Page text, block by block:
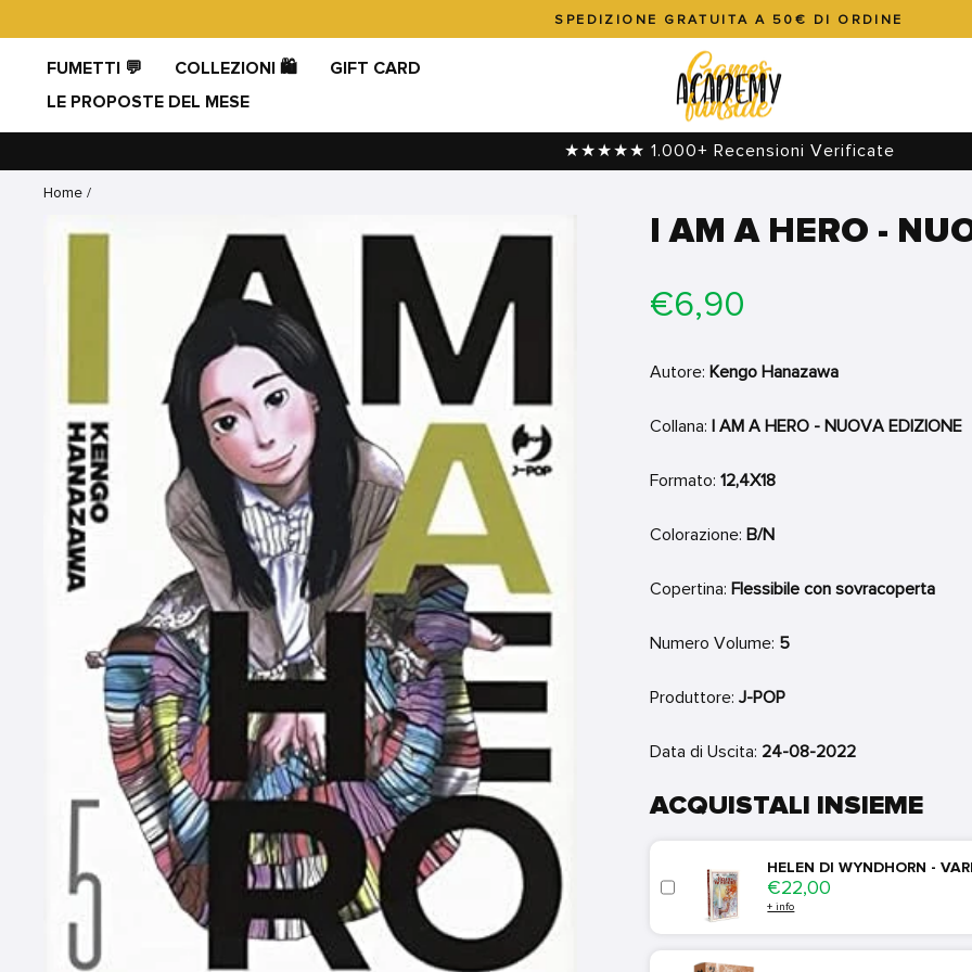
direttamente
contenuti
in
pausa
SPEDIZIONE GRATUITA A 50€ DI ORDINE
FUMETTI 💬 COLLEZIONI 🛍️
GIFT CARD
LE PROPOSTE DEL MESE
★★★★★ 1.000+ Recensioni Verificate
Home /
I AM A HERO -
Prezzo
di
€6,90
Autore: Kengo Hanazawa
Collana: I AM A HERO - NUOVA EDIZIONE
Formato:12,4X18
Colorazione: B/N
Copertina: Flessibile con sovracoperta
Numero Volume: 5
Produttore:J-POP
Data di Uscita: 24-08-2022
ACQUISTALI INSIEME
HELEN DI WYNDHORN -
Price
€22,00
+ info